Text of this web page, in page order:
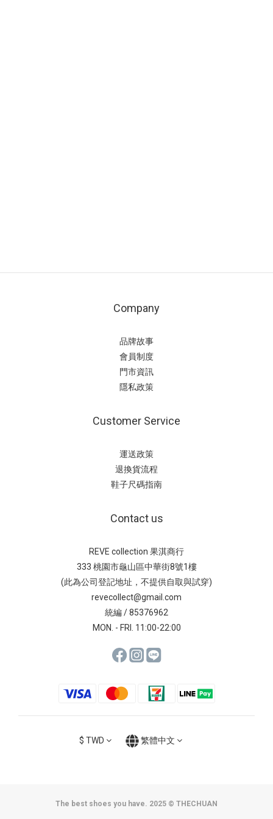
Company
品牌故事
會員制度
門市資訊
隱私政策
Customer Service
運送政策
退換貨流程
鞋子尺碼指南
Contact us
REVE collection 果淇商行
333 桃園市龜山區中華街8號1樓
(此為公司登記地址，不提供自取與試穿)
revecollect@gmail.com
統編 / 85376962
MON. - FRI. 11:00-22:00
$ TWD 繁體中文
The best shoes you have. 2025 © THECHUAN